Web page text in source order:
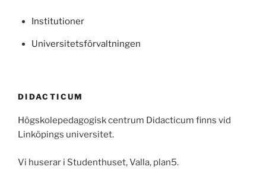
Institutioner
Universitetsförvaltningen
DIDACTICUM
Högskolepedagogisk centrum Didacticum finns vid
Linköpings universitet.
Vi huserar i Studenthuset, Valla, plan5.